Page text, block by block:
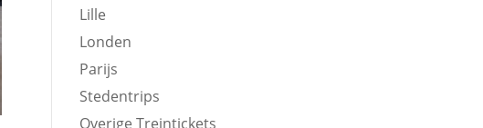
Lille
Londen
Parijs
Stedentrips
Overige Treintickets